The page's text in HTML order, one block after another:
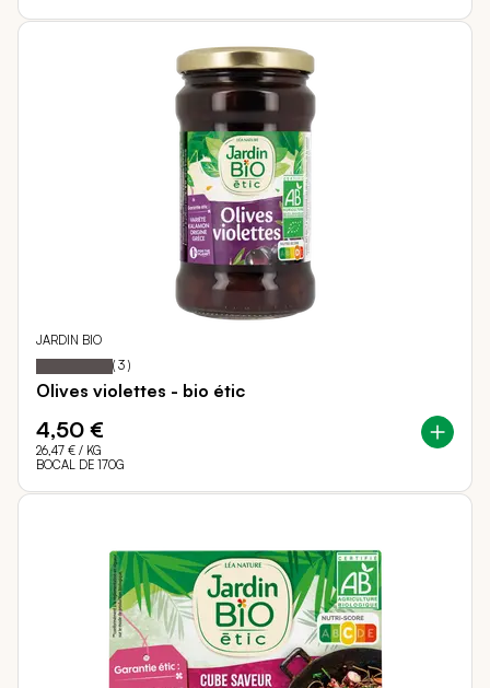
JARDIN BIO
Notation: 100
% of
( 3 )
Olives violettes - bio étic
4,50 €
26,47 € / KG
BOCAL DE 170G